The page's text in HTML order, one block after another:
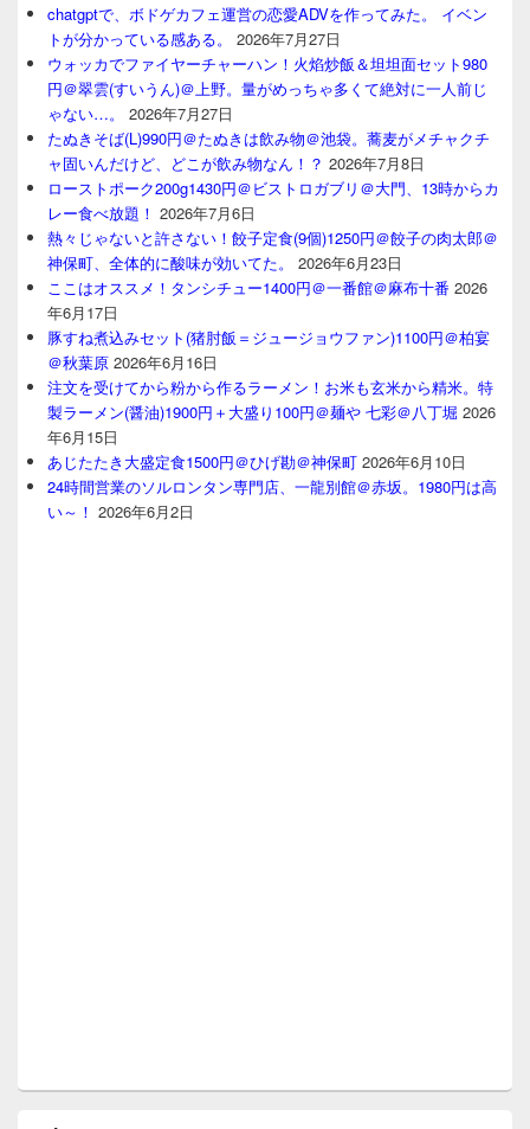
chatgptで、ボドゲカフェ運営の恋愛ADVを作ってみた。 イベン
トが分かっている感ある。
2026年7月27日
ウォッカでファイヤーチャーハン！火焰炒飯＆坦坦面セット980
円＠翠雲(すいうん)＠上野。量がめっちゃ多くて絶対に一人前じ
ゃない…。
2026年7月27日
たぬきそば(L)990円＠たぬきは飲み物＠池袋。蕎麦がメチャクチ
ャ固いんだけど、どこが飲み物なん！？ 2026年7月8日
ローストポーク200g1430円＠ビストロガブリ＠大門、13時からカ
レー食べ放題！ 2026年7月6日
熱々じゃないと許さない！餃子定食(9個)1250円＠餃子の肉太郎＠
神保町、全体的に酸味が効いてた。
2026年6月23日
ここはオススメ！タンシチュー1400円＠一番館＠麻布十番 2026
年6月17日
豚すね煮込みセット(猪肘飯＝ジュージョウファン)1100円＠柏宴
＠秋葉原 2026年6月16日
注文を受けてから粉から作るラーメン！お米も玄米から精米。特
製ラーメン(醤油)1900円＋大盛り100円＠麺や 七彩＠八丁堀 2026
年6月15日
あじたたき大盛定食1500円＠ひげ勘＠神保町 2026年6月10日
24時間営業のソルロンタン専門店、一龍別館＠赤坂。1980円は高
い～！ 2026年6月2日